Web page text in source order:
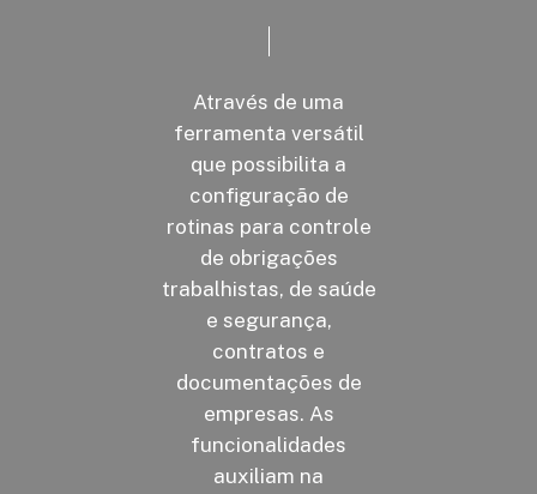
Através de uma
ferramenta versátil
que possibilita a
configuração de
rotinas para controle
de obrigações
trabalhistas, de saúde
e segurança,
contratos e
documentações de
empresas. As
funcionalidades
auxiliam na